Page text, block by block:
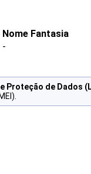
Nome Fantasia
-
Proteção de Dados